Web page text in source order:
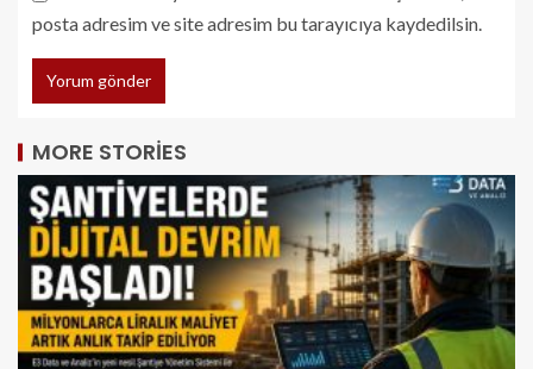
posta adresim ve site adresim bu tarayıcıya kaydedilsin.
MORE STORIES